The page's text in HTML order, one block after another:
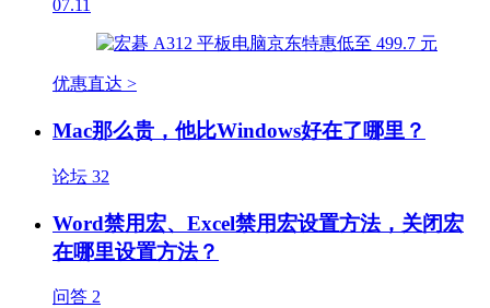
07.11
优惠直达 >
Mac那么贵，他比Windows好在了哪里？
论坛 32
Word禁用宏、Excel禁用宏设置方法，关闭宏
在哪里设置方法？
问答 2